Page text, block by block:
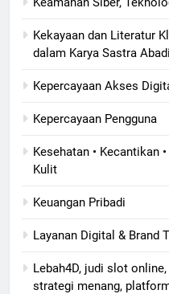
Kekayaan dan Literatur
dalam Karya Sastra Abadi
Kepercayaan Akses
Kepercayaan Pengguna
Kesehatan • Kecantikan
Kulit
Keuangan Pribadi
Layanan Digital & Brand
Lebah4D, judi slot
strategi menang,